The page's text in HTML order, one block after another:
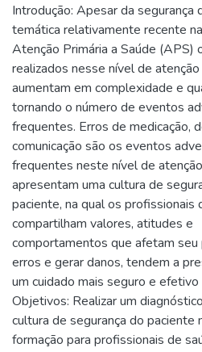
Introdução: Apesar da segurança
temática relativamente recente na
Atenção Primária a Saúde (APS)
realizados nesse nível de
aumentam em complexidade e
tornando o número de eventos
frequentes. Erros de medicação,
comunicação são os eventos
frequentes neste nível de
apresentam uma cultura de
paciente, na qual os profissionais
compartilham valores, atitudes e
comportamentos que afetam
erros e gerar danos, tendem a
um cuidado mais seguro e
Objetivos: Realizar um
cultura de segurança do paciente
formação para profissionais de